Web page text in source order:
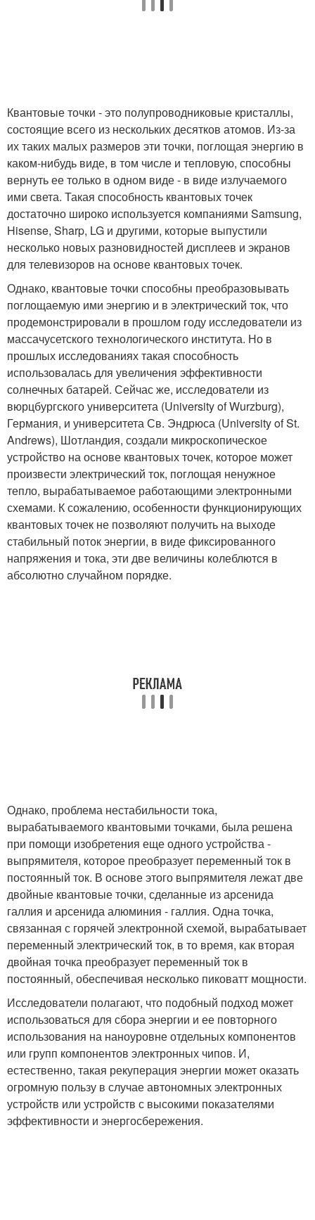
Квантовые точки - это полупроводниковые кристаллы,
состоящие всего из нескольких десятков атомов. Из-за
их таких малых размеров эти точки, поглощая энергию в
каком-нибудь виде, в том числе и тепловую, способны
вернуть ее только в одном виде - в виде излучаемого
ими света. Такая способность квантовых точек
достаточно широко используется компаниями Samsung,
Hisense, Sharp, LG и другими, которые выпустили
несколько новых разновидностей дисплеев и экранов
для телевизоров на основе квантовых точек.
Однако, квантовые точки способны преобразовывать
поглощаемую ими энергию и в электрический ток, что
продемонстрировали в прошлом году исследователи из
массачусетского технологического института. Но в
прошлых исследованиях такая способность
использовалась для увеличения эффективности
солнечных батарей. Сейчас же, исследователи из
вюрцбургского университета (University of Wurzburg),
Германия, и университета Св. Эндрюса (University of St.
Andrews), Шотландия, создали микроскопическое
устройство на основе квантовых точек, которое может
произвести электрический ток, поглощая ненужное
тепло, вырабатываемое работающими электронными
схемами. К сожалению, особенности функционирующих
квантовых точек не позволяют получить на выходе
стабильный поток энергии, в виде фиксированного
напряжения и тока, эти две величины колеблются в
абсолютно случайном порядке.
Однако, проблема нестабильности тока,
вырабатываемого квантовыми точками, была решена
при помощи изобретения еще одного устройства -
выпрямителя, которое преобразует переменный ток в
постоянный ток. В основе этого выпрямителя лежат две
двойные квантовые точки, сделанные из арсенида
галлия и арсенида алюминия - галлия. Одна точка,
связанная с горячей электронной схемой, вырабатывает
переменный электрический ток, в то время, как вторая
двойная точка преобразует переменный ток в
постоянный, обеспечивая несколько пиковатт мощности.
Исследователи полагают, что подобный подход может
использоваться для сбора энергии и ее повторного
использования на наноуровне отдельных компонентов
или групп компонентов электронных чипов. И,
естественно, такая рекуперация энергии может оказать
огромную пользу в случае автономных электронных
устройств или устройств с высокими показателями
эффективности и энергосбережения.